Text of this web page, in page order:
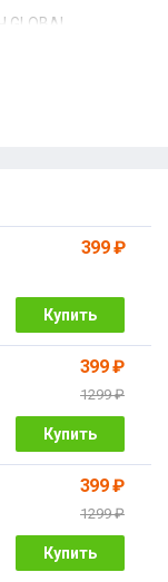
399 ₽
Купить
399 ₽
1299 ₽
Купить
399 ₽
1299 ₽
Купить